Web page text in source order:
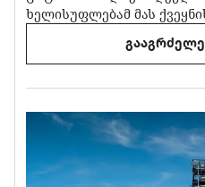
ხელისუფლებამ მას